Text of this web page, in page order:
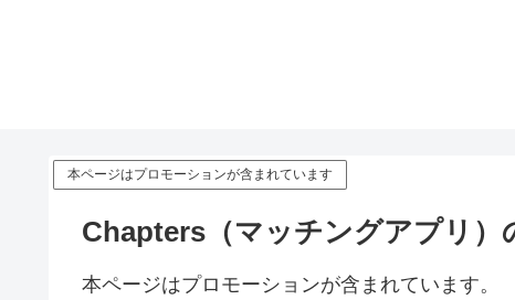
本ページはプロモーションが含まれています
Chapters（マッチングアプリ）
本ページはプロモーションが含まれています。